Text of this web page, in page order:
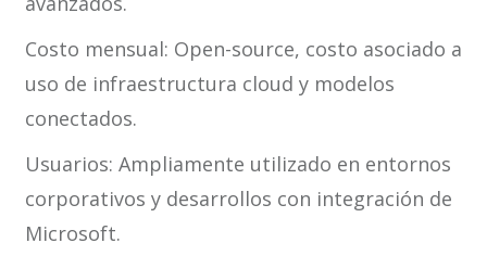
Costo mensual: Open-source, costo asociado a
uso de infraestructura cloud y modelos
conectados.
Usuarios: Ampliamente utilizado en entornos
corporativos y desarrollos con integración de
Microsoft.